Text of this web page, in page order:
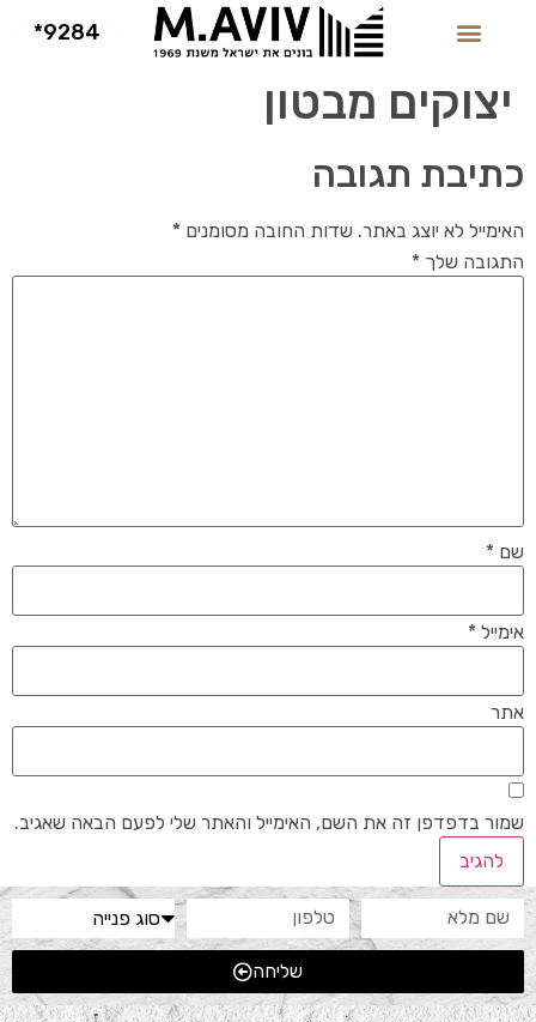
9284*
יצוקים מבטון
כתיבת תגובה
האימייל לא יוצג באתר. שדות החובה מסומנים *
התגובה שלך *
שם *
אימייל *
אתר
שמור בדפדפן זה את השם, האימייל והאתר שלי לפעם הבאה שאגיב.
שליחה